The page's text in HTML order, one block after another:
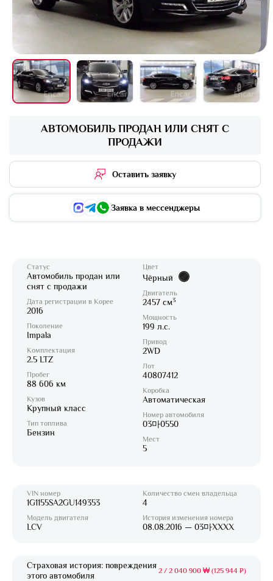
АВТОМОБИЛЬ ПРОДАН ИЛИ СНЯТ С
ПРОДАЖИ
Оставить заявку
Заявка в мессенджеры
Статус
Автомобиль продан или
снят с продажи
Дата регистрации в Корее
2016
Поколение
Impala
Комплектация
2.5 LTZ
Пробег
88 606 км
Кузов
Крупный класс
Тип топлива
Бензин
Цвет
Чёрный
Двигатель
2457 см3
Мощность
199 л.с.
Привод
2WD
Лот
40807412
Коробка
Автоматическая
Номер автомобиля
03마0550
Мест
5
VIN номер
1G1155SA2GU149353
Модель двигателя
LCV
Количество смен владельца
4
История изменения номера
08.08.2016 — 03마XXXX
Страховая история: повреждения
этого автомобиля
2 / 2 040 900 ₩ (125 944 ₽)